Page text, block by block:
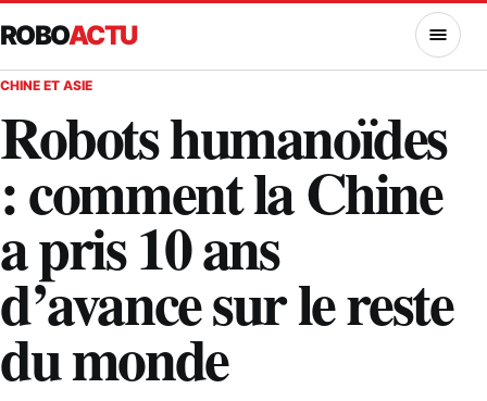
ROBOACTU MENU
CHINE ET ASIE
Robots humanoïdes
: comment la Chine
a pris 10 ans
d’avance sur le reste
du monde